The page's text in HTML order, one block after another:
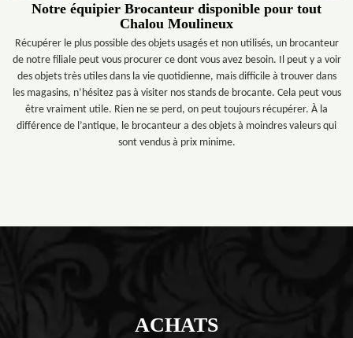
Notre équipier Brocanteur disponible pour tout
Chalou Moulineux
Récupérer le plus possible des objets usagés et non utilisés, un brocanteur
de notre filiale peut vous procurer ce dont vous avez besoin. Il peut y a voir
des objets très utiles dans la vie quotidienne, mais difficile à trouver dans
les magasins, n’hésitez pas à visiter nos stands de brocante. Cela peut vous
être vraiment utile. Rien ne se perd, on peut toujours récupérer. À la
différence de l’antique, le brocanteur a des objets à moindres valeurs qui
sont vendus à prix minime.
ACHATS